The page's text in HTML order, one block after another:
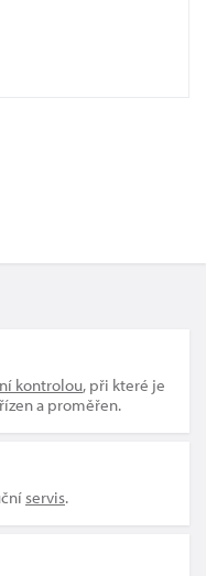
kontrolou, při které je
a proměřen.
servis.